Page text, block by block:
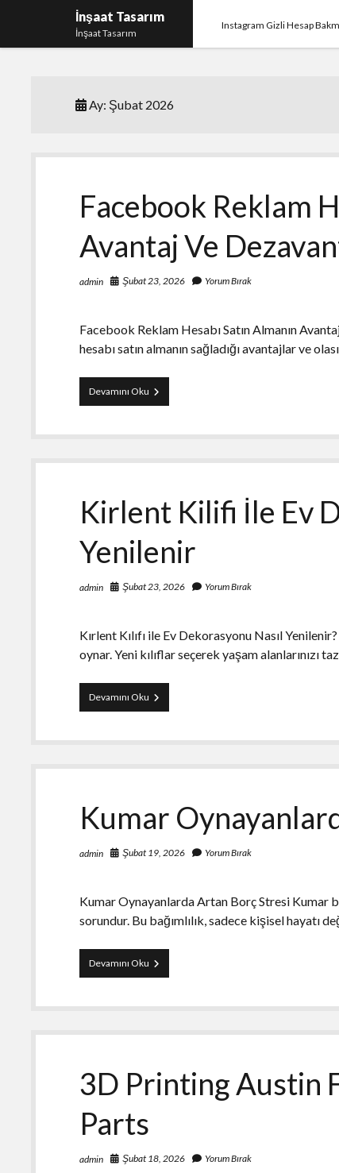
İnşaat Tasarım
İnşaat Tasarım
Instagram Gizli Hesap
Ay: Şubat 2026
Facebook Reklam
Avantaj Ve
admin Şubat 23, 2026 Yorum Bırak
Facebook Reklam Hesabı Satın Almanın
hesabı satın almanın sağladığı avantajlar ve
Devamını Oku Facebook
Reklam
Satin
Avantaj
Kirlent Kilifi İle Ev
Yenilenir
admin Şubat 23, 2026 Yorum Bırak
Kırlent Kılıfı ile Ev Dekorasyonu Nasıl
oynar. Yeni kılıflar seçerek yaşam
Devamını Oku Kirlent
Kilifi
Ev
Nasil
Kumar
admin Şubat 19, 2026 Yorum Bırak
Kumar Oynayanlarda Artan Borç Stresi Kumar
sorundur. Bu bağımlılık, sadece kişisel hayatı
Devamını Oku Kumar
Oynayanlarda
Borc
3D Printing Austin
Parts
admin Şubat 18, 2026 Yorum Bırak